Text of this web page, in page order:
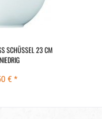
SCHÜSSEL 23 CM
€ *